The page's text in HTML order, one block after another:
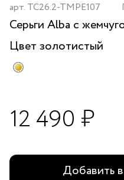
арт. TC26.2-TMPE107
Серьги Alba с
Цвет золотистый
12 490 ₽
Добавить